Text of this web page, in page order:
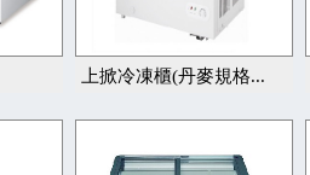
上掀冷凍櫃(丹麥規格...